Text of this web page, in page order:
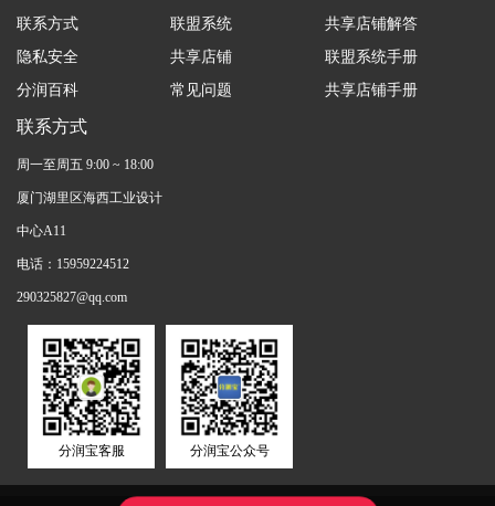
联系方式
隐私安全
分润百科
联盟系统
共享店铺
常见问题
共享店铺解答
联盟系统手册
共享店铺手册
联系方式
周一至周五 9:00 ~ 18:00
厦门湖里区海西工业设计
中心A11
电话：15959224512
290325827@qq.com
分润宝客服 分润宝公众号